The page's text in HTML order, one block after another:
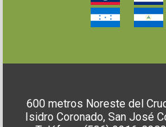
600 metros Noreste del
Isidro Coronado, San José